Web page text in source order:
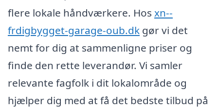
flere lokale håndværkere. Hos xn--
frdigbygget-garage-oub.dk gør vi det
nemt for dig at sammenligne priser og
finde den rette leverandør. Vi samler
relevante fagfolk i dit lokalområde og
hjælper dig med at få det bedste tilbud på